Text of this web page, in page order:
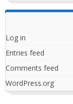
Log in
Entries feed
Comments feed
WordPress.org